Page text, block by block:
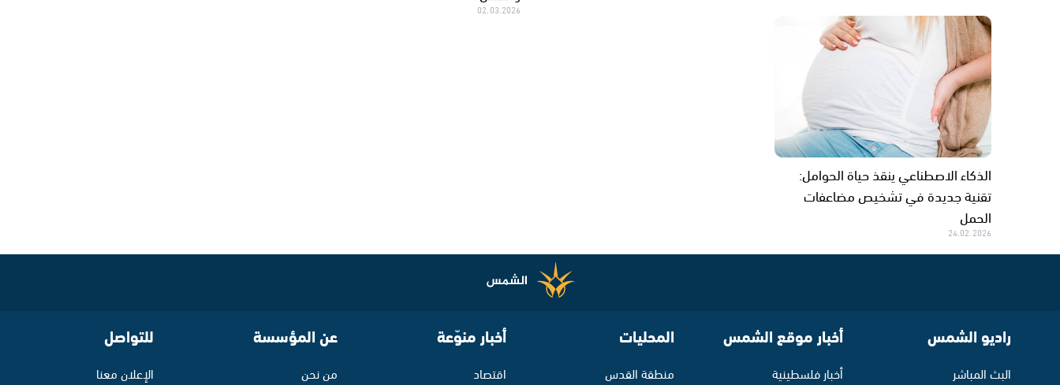
02.03.2026
الذكاء الاصطناعي ينقذ حياة الحوامل:
تقنية جديدة في تشخيص مضاعفات
الحمل
24.02.2026
راديو الشمس
البث المباشر
أخبار موقع الشمس
أخبار فلسطينية
المحليات
منطقة القدس
أخبار منوّعة
اقتصاد
عن المؤسسة
من نحن
للتواصل
الإعلان معنا